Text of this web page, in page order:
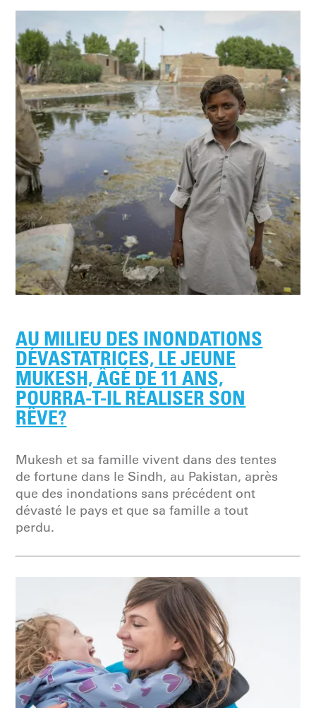
AU MILIEU DES INONDATIONS
DÉVASTATRICES, LE JEUNE
MUKESH, ÂGÉ DE 11 ANS,
POURRA-T-IL RÉALISER SON
RÊVE?
Mukesh et sa famille vivent dans des tentes
de fortune dans le Sindh, au Pakistan, après
que des inondations sans précédent ont
dévasté le pays et que sa famille a tout
perdu.